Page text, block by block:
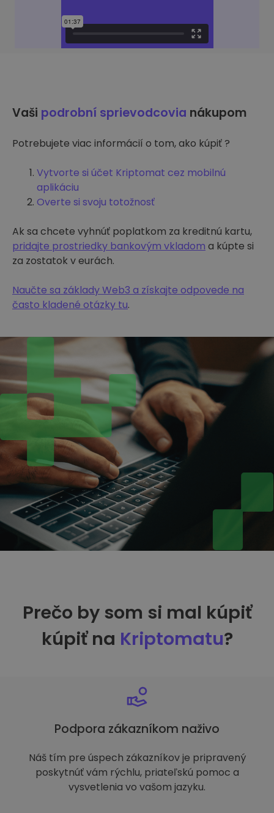
Vaši podrobní sprievodcovia nákupom
Potrebujete viac informácií o tom, ako kúpiť ?
Vytvorte si účet Kriptomat cez mobilnú
aplikáciu
Overte si svoju totožnosť
Ak sa chcete vyhnúť poplatkom za kreditnú kartu,
pridajte prostriedky bankovým vkladom a kúpte si
za zostatok v eurách.
Naučte sa základy Web3 a získajte odpovede na
často kladené otázky tu.
Prečo by som si mal kúpiť
kúpiť na Kriptomatu?
Podpora zákazníkom naživo
Náš tím pre úspech zákazníkov je pripravený
poskytnúť vám rýchlu, priateľskú pomoc a
vysvetlenia vo vašom jazyku.